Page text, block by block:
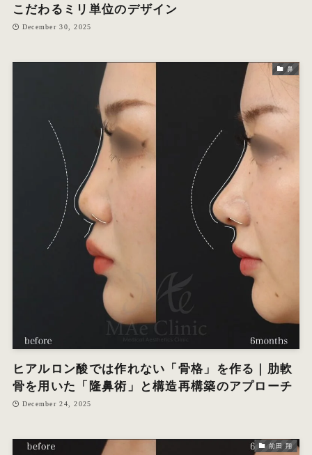
こだわるミリ単位のデザイン
December 30, 2025
鼻
ヒアルロン酸では作れない「骨格」を作る｜肋軟
骨を用いた「隆鼻術」と構造再構築のアプローチ
December 24, 2025
前田 翔